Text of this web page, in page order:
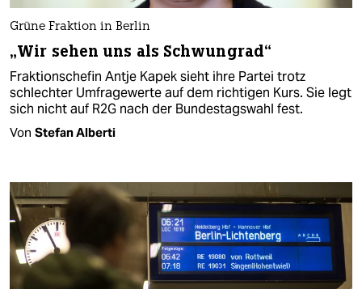
Grüne Fraktion in Berlin
„Wir sehen uns als Schwungrad“
Fraktionschefin Antje Kapek sieht ihre Partei trotz
schlechter Umfragewerte auf dem richtigen Kurs. Sie legt
sich nicht auf R2G nach der Bundestagswahl fest.
Von Stefan Alberti